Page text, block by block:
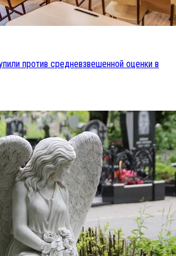
против средневзвешенной оценки в